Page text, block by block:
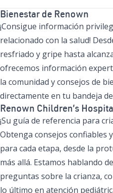
Bienestar de Renown
¡Consigue información
relacionado con la salud!
resfriado y gripe hasta
ofrecemos información
la comunidad y consejos de
directamente en tu bandeja
Renown Children’s
¡Su guía de referencia para
Obtenga consejos confiables
para cada etapa, desde la
más allá. Estamos hablando
preguntas sobre la crianza,
lo último en atención